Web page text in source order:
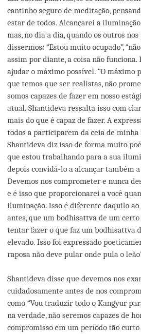
cantinho seguro de meditação,
estar de todos. Alcançarei a iluminação
mas, no dia a dia, quando os outros
dissermos: “Estou muito ocupado”,
assim por diante, a coisa não funciona.
ajudar o máximo possível. “O máximo
que temos que ser realistas, não
somos capazes de fazer em nosso
atual. Shantideva ressalta isso com
mais do que é capaz de fazer. A
todos a participarem da ceia de minha
Shantideva diz isso de forma muito
que estou trabalhando para a sua
depois convidá-lo a alcançar também
Devemos nos comprometer e nunca
e é isso que proporcionarei a você
iluminação. Isso é diferente daquilo
antes, que um bodhisattva de um
tentar fazer o que faz um bodhisattva
elevado. Isso foi expressado
raposa não deve pular onde pula o
Shantideva disse que devemos nos
cuidadosamente antes de nos
como “Vou traduzir todo o Kangyur
na verdade, não seremos capazes de
compromisso em um período tão curto